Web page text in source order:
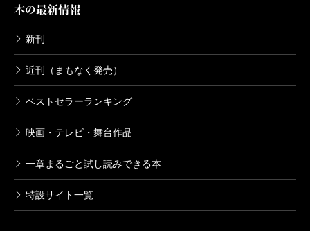
本の最新情報
新刊
近刊（まもなく発売）
ベストセラーランキング
映画・テレビ・舞台作品
一章まるごと試し読みできる本
特設サイト一覧